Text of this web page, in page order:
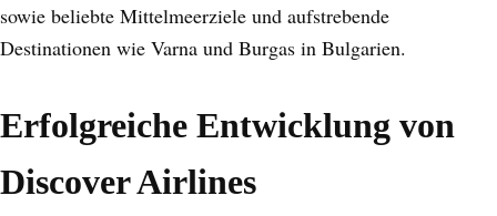
sowie beliebte Mittelmeerziele und aufstrebende
Destinationen wie Varna und Burgas in Bulgarien.
Erfolgreiche Entwicklung von
Discover Airlines